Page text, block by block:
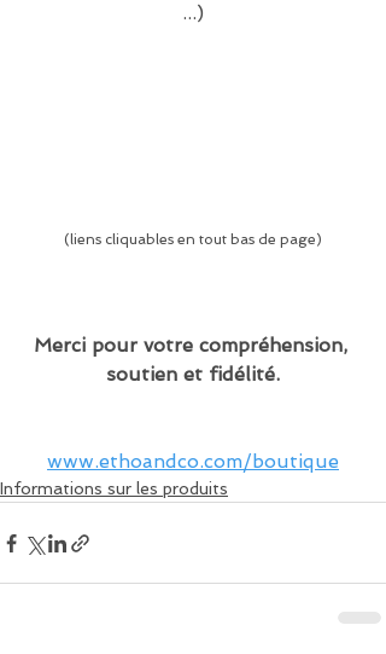
...)
(liens cliquables en tout bas de page)
Merci pour votre compréhension,
soutien et fidélité.
www.ethoandco.com/boutique
Informations sur les produits